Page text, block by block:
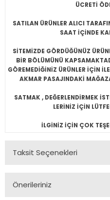
ÜCRETİ
SATILAN ÜRÜNLER ALICI
SAAT İÇİNDE
SİTEMİZDE GÖRDÜĞÜNÜZ
BİR BÖLÜMÜNÜ
GÖREMEDİĞİNİZ ÜRÜNLER İÇİN
AKMAR PASAJINDAKİ
SATMAK , DEĞERLENDİRMEK
LERİNİZ İÇİN
İLGİNİZ İÇİN ÇOK
Taksit Seçenekleri
Önerileriniz